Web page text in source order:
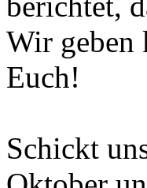
Wir geben
Euch!
Schickt